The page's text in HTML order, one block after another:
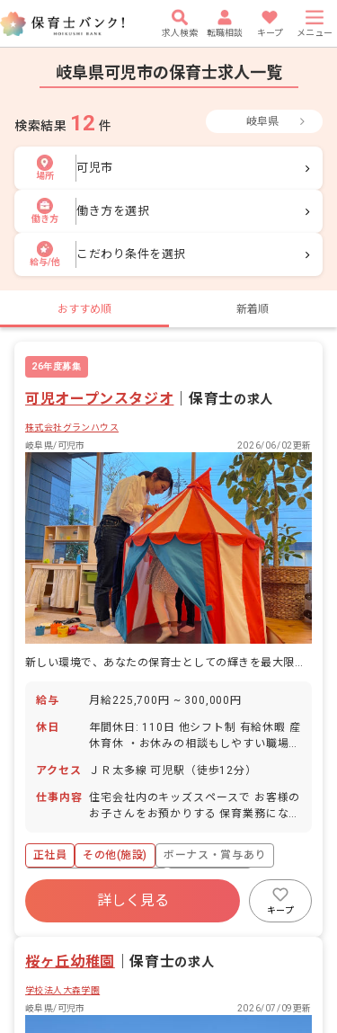
求人検索 転職相談 キープ メニュー
岐阜県可児市の保育士求人一覧
検索結果 12 件 岐阜県
場所
可児市
働き方
働き方を選択
給与/他
こだわり条件を選択
おすすめ順 新着順
26年度募集
可児オープンスタジオ ｜保育士の求人
株式会社グランハウス
岐阜県/可児市
2026/06/02更新
新しい環境で、あなたの保育士としての輝きを最大限に引き出しませんか？
給与 月給225,700円 ~ 300,000円
休日
年間休日: 110日 他シフト制 有給休暇 産
休育休 ・お休みの相談もしやすい職場で
刻・早退・欠勤の相談も可
アクセス ＪＲ太多線 可児駅（徒歩12分）
仕事内容 住宅会社内のキッズスペースで お客様の
お子さんをお預かりする 保育業務になり
正社員
その他(施設)
ボーナス・賞与あり
寮・住宅・家賃補助あり
社会保険完備
昇給昇進あり
産休育休制度
詳しく見る
キープ
桜ヶ丘幼稚園 ｜保育士の求人
学校法人大森学園
岐阜県/可児市
2026/07/09更新